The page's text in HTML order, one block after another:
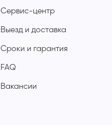
Сервис-центр
Выезд и доставка
Сроки и гарантия
FAQ
Вакансии